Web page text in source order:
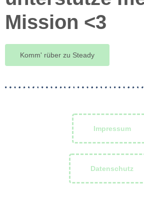
Mission <3
Komm' rüber zu Steady
Impressum
Datenschutz